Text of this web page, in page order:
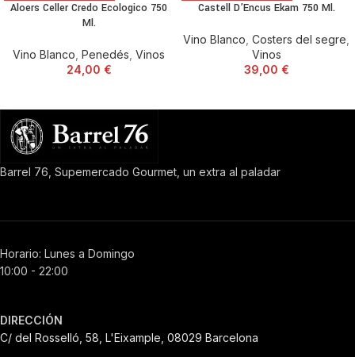
Aloers Celler Credo Ecologico 750
Ml.
Vino Blanco, Penedés, Vinos
24,00 €
Castell D’Encus Ekam 750 Ml.
Vino Blanco, Costers del segre,
Vinos
39,00 €
Barrel 76, Supemercado Gourmet, un extra al paladar
Horario: Lunes a Domingo
10:00 - 22:00
DIRECCIÓN
C/ del Rosselló, 58, L'Eixample, 08029 Barcelona